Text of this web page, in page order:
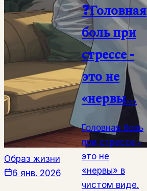
Образ жизни
6 янв. 2026
❓Головная
боль при
стрессе -
это не
«нервы...
Головная боль
при стрессе -
это не
«нервы» в
чистом виде.